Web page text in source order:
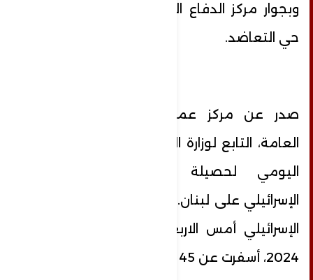
وبجوار مركز الدفاع المدني الإقليمي في
حي التعاضد.
صدر عن مركز عمليات طوارئ الصحة
العامة، التابع لوزارة الصحة العامة، التقرير
اليومي لحصيلة وتداعيات العدوان
الإسرائيلي على لبنان. وفيه أن غارات العدو
2024، أسفرت عن 45 شهيدا و110 جرحى.